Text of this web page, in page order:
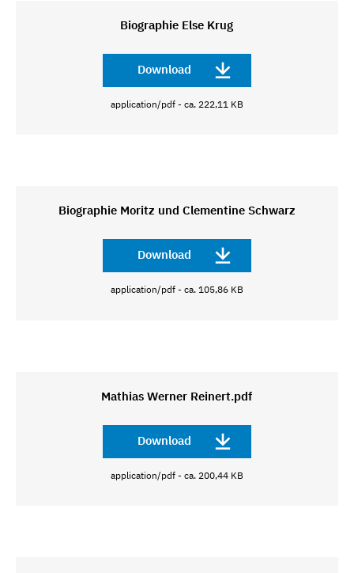
Biographie Else Krug
Download
application/pdf - ca. 222,11 KB
Biographie Moritz und Clementine Schwarz
Download
application/pdf - ca. 105,86 KB
Mathias Werner Reinert.pdf
Download
application/pdf - ca. 200,44 KB